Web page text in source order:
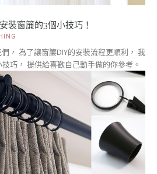
裝窗簾的3個小技巧！
， 為了讓窗簾DIY的安裝流程更順利， 我
巧， 提供給喜歡自己動手做的你參考。